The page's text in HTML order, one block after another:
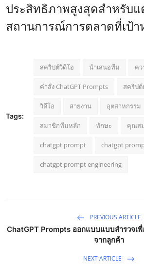
ประสิทธิภาพสูงสุดสำหรับแ
สถานการณ์การตลาดที่เป้า
Tags:
สคริปต์วิดีโอ นำเสนอทีม ค
คำสั่ง ChatGPT Prompts สคริปต์
วิดีโอ สายงาน อุตสาหกรรม
สมาชิกทีมหลัก ทักษะ คุณส
chatgpt prompt chatgpt
chatgpt prompt engineering
PREVIOUS ARTICLE
ChatGPT Prompts ออกแบบแบบสำรวจเ
จากลูกค้า
NEXT ARTICLE